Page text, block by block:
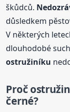
škůdců.
důsledkem
V některých
dlouhodobé
ostružiníku
Proč
černé?